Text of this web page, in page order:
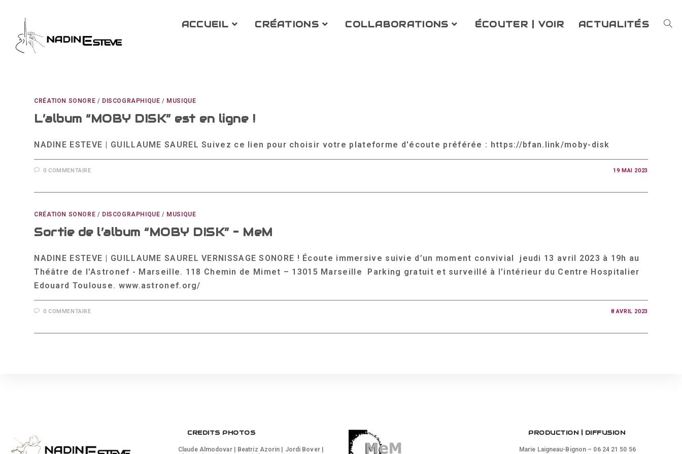
content
ACCUEIL CRÉATIONS COLLABORATIONS ÉCOUTER | VOIR ACTUALITÉS
CRÉATION SONORE / DISCOGRAPHIQUE / MUSIQUE
L’album “MOBY DISK” est en ligne !
NADINE ESTEVE | GUILLAUME SAUREL Suivez ce lien pour choisir votre plateforme d'écoute préférée : https://bfan.link/moby-disk
0 COMMENTAIRE 19 MAI 2023
CRÉATION SONORE / DISCOGRAPHIQUE / MUSIQUE
Sortie de l’album “MOBY DISK” – MeM
NADINE ESTEVE | GUILLAUME SAUREL VERNISSAGE SONORE ! Écoute immersive suivie d’un moment convivial jeudi 13 avril 2023 à 19h au
Théâtre de l'Astronef - Marseille. 118 Chemin de Mimet – 13015 Marseille Parking gratuit et surveillé à l’intérieur du Centre Hospitalier
Edouard Toulouse. www.astronef.org/
0 COMMENTAIRE 8 AVRIL 2023
CREDITS PHOTOS
Claude Almodovar | Beatriz Azorin | Jordi Bover |
PRODUCTION | DIFFUSION
Marie Laigneau-Bignon – 06 24 21 50 56